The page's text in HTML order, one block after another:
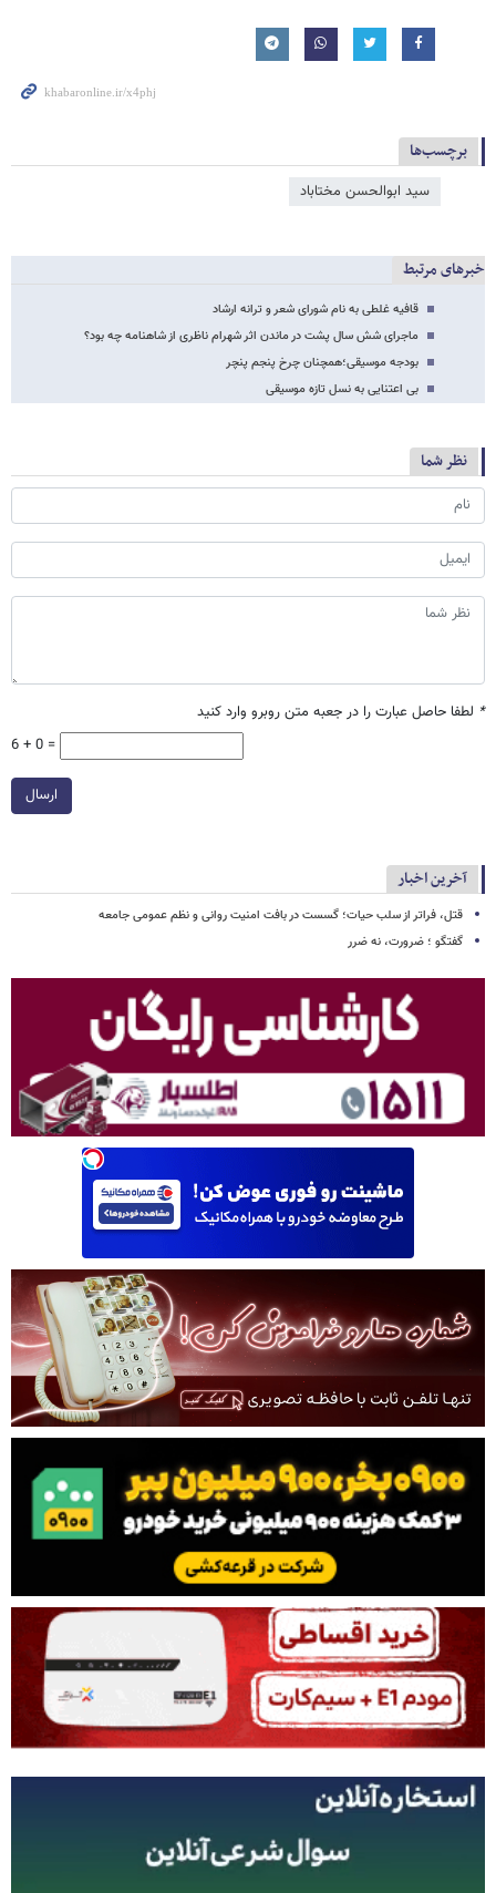
برچسب‌ها
سید ابوالحسن مختاباد
خبرهای مرتبط
قافیه غلطی به نام شورای شعر و ترانه ارشاد
ماجرای شش سال پشت در ماندن اثر شهرام ناظری از شاهنامه چه بود؟
بودجه موسیقی؛همچنان چرخ پنجم پنچر
بی اعتنایی به نسل تازه موسیقی
نظر شما
* لطفا حاصل عبارت را در جعبه متن روبرو وارد کنید
6 + 0 =
ارسال
آخرین اخبار
قتل، فراتر از سلب حیات؛ گسست در بافت امنیت روانی و نظم عمومی جامعه
گفتگو ؛ ضرورت، نه ضرر